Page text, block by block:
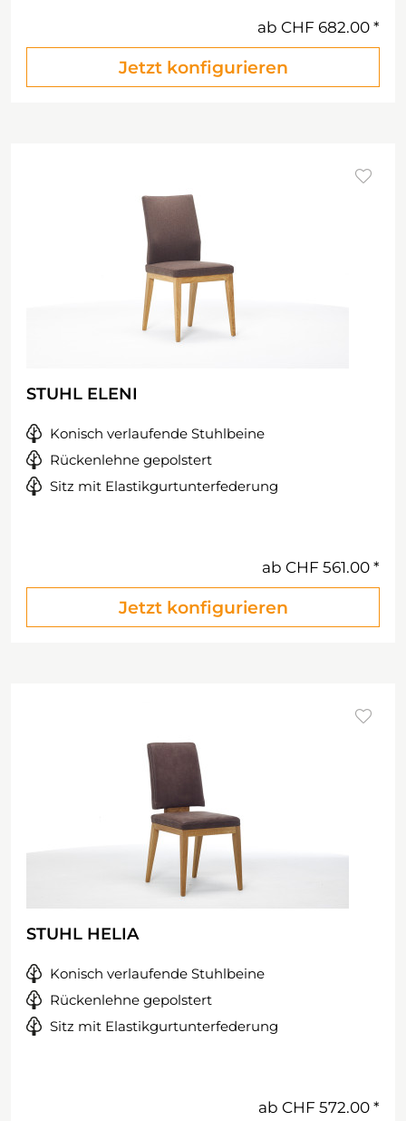
ab CHF 682.00
Jetzt konfigurieren
STUHL ELENI
Konisch verlaufende Stuhlbeine
Rückenlehne gepolstert
Sitz mit Elastikgurtunterfederung
ab CHF 561.00
Jetzt konfigurieren
STUHL HELIA
Konisch verlaufende Stuhlbeine
Rückenlehne gepolstert
Sitz mit Elastikgurtunterfederung
ab CHF 572.00